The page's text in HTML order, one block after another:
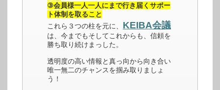
③会員様一人一人にまで行き届くサポー
ト体制を取ること
これら３つの柱を元に、 KEIBA会議
は、今までもそしてこれからも、信頼を
勝ち取り続けまっした。
透明度の高い情報と真っ向から向き合い
唯一無二のチャンスを掴み取りましょ
う！